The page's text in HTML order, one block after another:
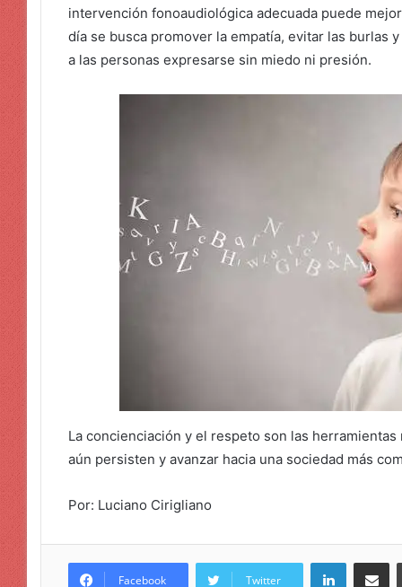
intervención fonoaudiológica adecuada puede
día se busca promover la empatía, evitar las burlas
a las personas expresarse sin miedo ni presión.
La concienciación y el respeto son las
aún persisten y avanzar hacia una sociedad más
Por: Luciano Cirigliano
Facebook Twitter
LinkedIn